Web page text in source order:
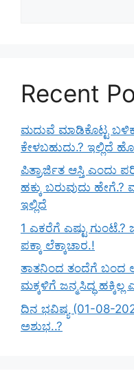
Recent
ಮದುವೆ ಮಾಡಿಕೊಟ್ಟ ಬಳಿಕ
ಕೇಳಬಹುದು.? ಇಲ್ಲಿದೆ
ಪಿತ್ರಾರ್ಜಿತ ಆಸ್ತಿ ಎಂದು
ಹಕ್ಕು ಬರುವುದು
ಇಲ್ಲಿದೆ
1 ಎಕರೆಗೆ ಎಷ್ಟು
ಪಕ್ಕಾ ಲೆಕ್ಕಾಚಾರ.!
ತಾತನಿಂದ ತಂದೆಗೆ ಬಂದ
ಮಕ್ಕಳಿಗೆ ಜನ್ಮಸಿದ್ಧ
ದಿನ ಭವಿಷ್ಯ (01-08-
ಅಶುಭ..?